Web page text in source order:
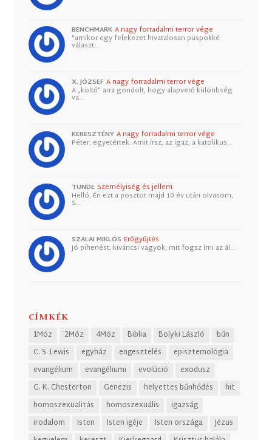
BENCHMARK A nagy forradalmi terror vége
"amikor egy felekezet hivatalosan püspökké
választ…
X. JÓZSEF A nagy forradalmi terror vége
A „költő” arra gondolt, hogy alapvető különbség
va…
KERESZTÉNY A nagy forradalmi terror vége
Péter, egyetértek. Amit írsz, az igaz, a katolikus…
TUNDE Személyiség és jellem
Helló, Én ezt a posztot majd 10 év után olvasom,
S…
SZALAI MIKLÓS Erőgyűjtés
Jó pihenést, kiváncsi vagyok, mit fogsz írni az ál…
CÍMKÉK
1Móz 2Móz 4Móz Biblia Bolyki László
bűn
C. S. Lewis
egyház engesztelés
episztemológia
evangélium
evangéliumi evolúció
exodusz
G. K. Chesterton
Genezis helyettes bűnhődés
hit
homoszexualitás
homoszexuális
igazság
irodalom
Isten Isten igéje Isten országa
Jézus